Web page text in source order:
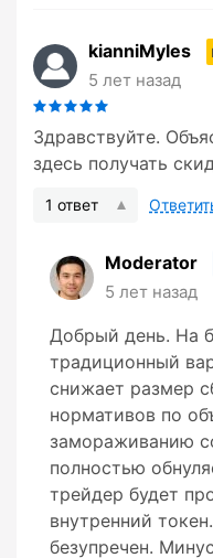
kianniMyles
5 лет назад
Здравствуйте.
здесь получать
1 ответ
Moderator
5 лет назад
Добрый день. На
традиционный
снижает размер
нормативов по
замораживанию
полностью
трейдер будет
внутренний
безупречен.